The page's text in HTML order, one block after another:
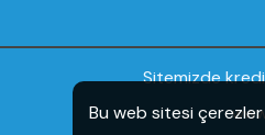
Bu web sitesi
Sitemizde